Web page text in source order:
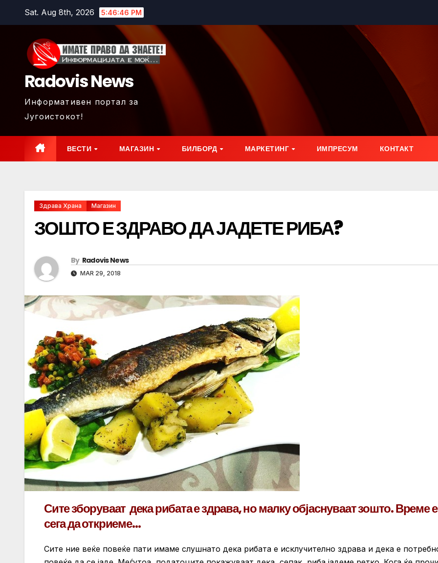
Sat. Aug 8th, 2026 5:46:47 PM
Radovis News
Информативен портал за
Југоистокот!
ВЕСТИ МАГАЗИН БИЛБОРД МАРКЕТИНГ ИМПРЕСУМ КОНТАКТ
Здрава Храна Магазин
ЗОШТО Е ЗДРАВО ДА ЈАДЕТЕ РИБА?
By Radovis News
MAR 29, 2018
Сите зборуваат дека рибата е здрава, но малку објаснуваат зошто. Време е
сега да откриеме…
Сите ние веќе повеќе пати имаме слушнато дека рибата е исклучително здрава и дека е